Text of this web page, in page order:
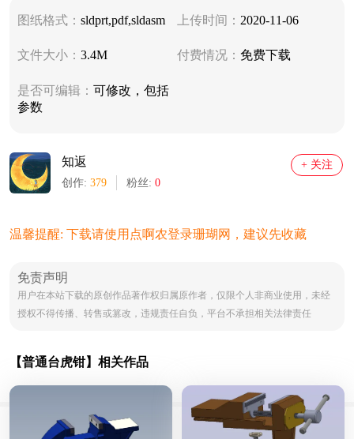
图纸格式： sldprt,pdf,sldasm 上传时间： 2020-11-06
文件大小： 3.4M 付费情况： 免费下载
是否可编辑： 可修改，包括
参数
知返
创作: 379 粉丝: 0
+ 关注
温馨提醒: 下载请使用点啊农登录珊瑚网，建议先收藏
免责声明
用户在本站下载的原创作品著作权归属原作者，仅限个人非商业使用，未经
授权不得传播、转售或篡改，违规责任自负，平台不承担相关法律责任
【普通台虎钳】相关作品